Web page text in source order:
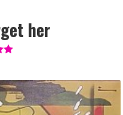
her